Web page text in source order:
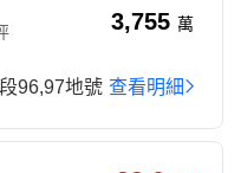
3,755 萬
96,97地號 查看明細